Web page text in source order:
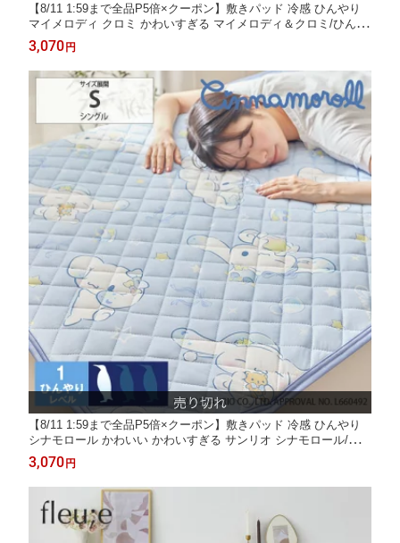
【8/11 1:59まで全品P5倍×クーポン】敷きパッド 冷感 ひんやり
マイメロディ クロミ かわいすぎる マイメロディ＆クロミ/ひんや
り気持ちいい冷感敷きパッド シングル キャラクター サンリオ か
わいい 子供 ファミリー 夏 寝具 子供部屋 接触冷感 夏用 nissen
ニッセン
3,070 円
【8/11 1:59まで全品P5倍×クーポン】敷きパッド 冷感 ひんやり
シナモロール かわいい かわいすぎる サンリオ シナモロール/ひん
やり気持ちいい冷感敷きパッド シングル キャラクター 子供 ファ
ミリー 夏 寝具 子供部屋 接触冷感 夏用 nissen ニッセン
3,070 円